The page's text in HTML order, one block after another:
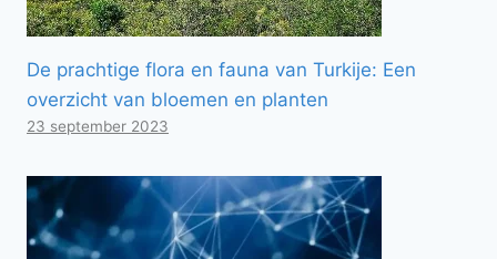
De prachtige flora en fauna van Turkije: Een
overzicht van bloemen en planten
23 september 2023